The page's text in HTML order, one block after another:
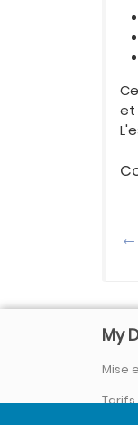
et
←
My
Mise
Tarifs